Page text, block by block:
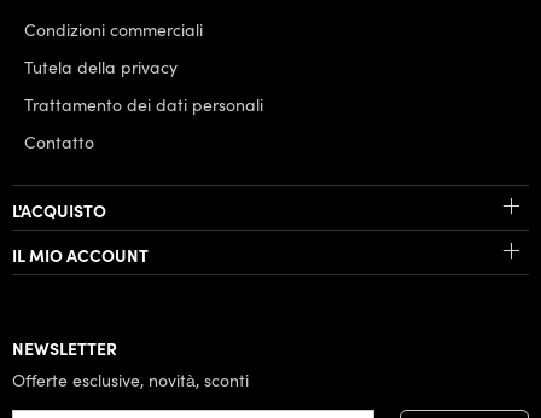
Condizioni commerciali
Tutela della privacy
Trattamento dei dati personali
Contatto
L'ACQUISTO
IL MIO ACCOUNT
NEWSLETTER
Offerte esclusive, novità, sconti